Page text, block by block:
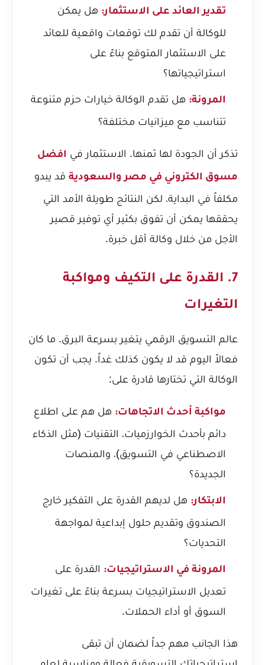
تقدير العائد على الاستثمار: هل يمكن
للوكالة أن تقدم لك توقعات واقعية للعائد
على الاستثمار المتوقع بناءً على
استراتيجياتها؟
المرونة: هل تقدم الوكالة خيارات حزم متنوعة
تتناسب مع ميزانيات مختلفة؟
تذكر أن الجودة لها ثمنها. الاستثمار في افضل
مسوق الكتروني في مصر والسعودية قد يبدو
مكلفاً في البداية، لكن النتائج طويلة الأمد التي
يحققها يمكن أن تفوق بكثير أي توفير قصير
الأجل من خلال وكالة أقل خبرة.
7. القدرة على التكيف ومواكبة
التغيرات
عالم التسويق الرقمي يتغير بسرعة البرق. ما كان
فعالاً اليوم قد لا يكون كذلك غداً. يجب أن تكون
الوكالة التي تختارها قادرة على:
مواكبة أحدث الاتجاهات: هل هم على اطلاع
دائم بأحدث الخوارزميات، التقنيات (مثل الذكاء
الاصطناعي في التسويق)، والمنصات
الجديدة؟
الابتكار: هل لديهم القدرة على التفكير خارج
الصندوق وتقديم حلول إبداعية لمواجهة
التحديات؟
المرونة في الاستراتيجيات: القدرة على
تعديل الاستراتيجيات بسرعة بناءً على تغيرات
السوق أو أداء الحملات.
هذا الجانب مهم جداً لضمان أن تبقى